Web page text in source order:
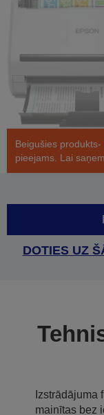
Beigušies
pieejams. Lai
DOTIES UZ
Izstrādājuma
mainītas bez